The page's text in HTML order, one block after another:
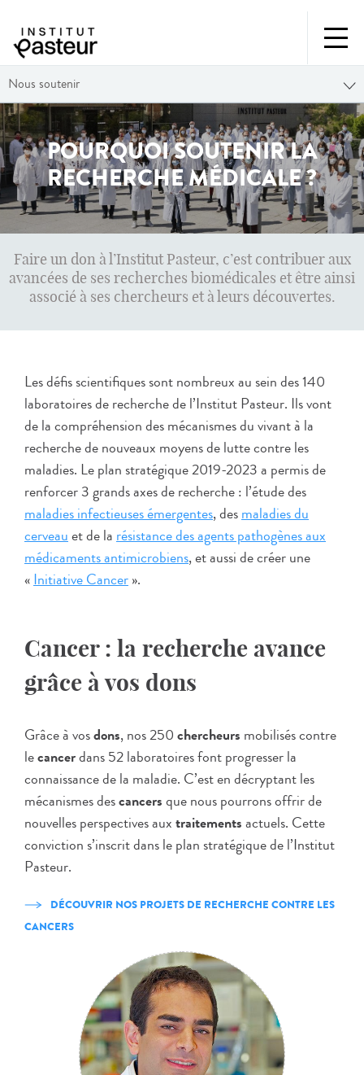
Nous soutenir
POURQUOI SOUTENIR LA
RECHERCHE MÉDICALE ?
Faire un don à l’Institut Pasteur, c’est contribuer aux
avancées de ses recherches biomédicales et être ainsi
associé à ses chercheurs et à leurs découvertes.
Les défis scientifiques sont nombreux au sein des 140
laboratoires de recherche de l’Institut Pasteur. Ils vont
de la compréhension des mécanismes du vivant à la
recherche de nouveaux moyens de lutte contre les
maladies. Le plan stratégique 2019-2023 a permis de
renforcer 3 grands axes de recherche : l’étude des
maladies infectieuses émergentes, desmaladies du
cerveauet de larésistance des agents pathogènes aux
médicaments antimicrobiens, et aussi de créer une
«Initiative Cancer».
Cancer : la recherche avance
grâce à vos dons
Grâce à vosdons, nos 250chercheurs mobilisés contre
lecancerdans 52 laboratoires font progresser la
connaissance de la maladie. C’est en décryptant les
mécanismes descancersque nous pourrons offrir de
nouvelles perspectives auxtraitementsactuels. Cette
conviction s’inscrit dans le plan stratégique de l’Institut
Pasteur.
DÉCOUVRIR NOS PROJETS DE RECHERCHE CONTRE LES
CANCERS